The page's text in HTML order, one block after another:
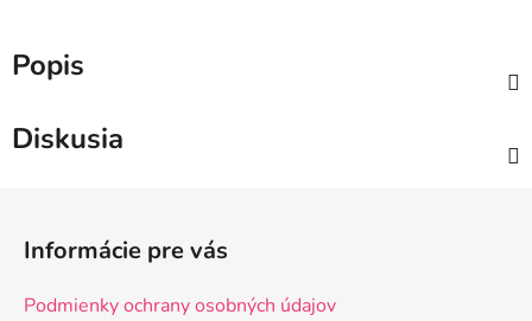
Popis
Diskusia
Informácie pre vás
Podmienky ochrany osobných údajov